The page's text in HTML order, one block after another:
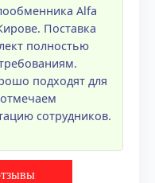
Alfa
Поставка
полностью
подходят для
сотрудников.